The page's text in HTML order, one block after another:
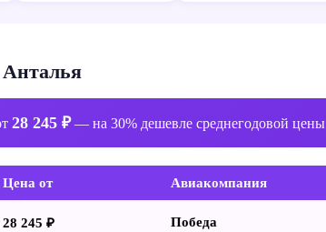
28 245 ₽— на 30% дешевле среднегодовой цены
Цена от Авиакомпания
28 245 ₽ Победа